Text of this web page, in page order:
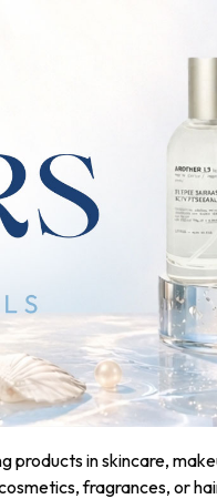
in skincare,
fragrances, or